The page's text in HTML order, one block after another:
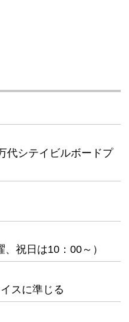
代シテイビルボードプ
祝日は10：00～）
スに準じる